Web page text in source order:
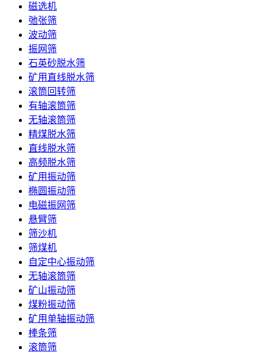
磁选机
弛张筛
波动筛
振网筛
石英砂脱水筛
矿用直线脱水筛
滚筒回转筛
有轴滚筒筛
无轴滚筒筛
精煤脱水筛
直线脱水筛
高频脱水筛
矿用振动筛
椭圆振动筛
电磁振网筛
悬臂筛
筛沙机
筛煤机
自定中心振动筛
无轴滚筒筛
矿山振动筛
煤粉振动筛
矿用单轴振动筛
棒条筛
滚筒筛